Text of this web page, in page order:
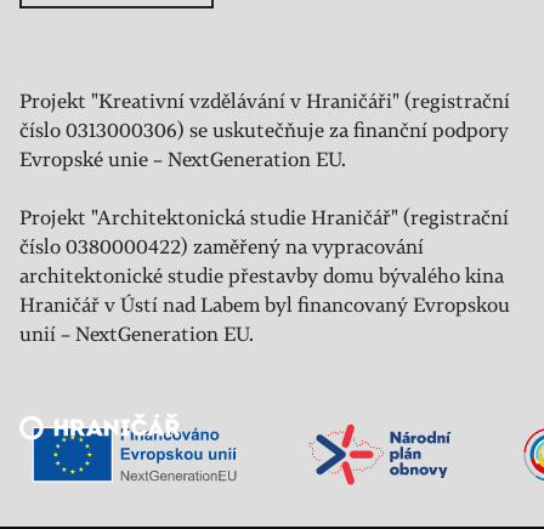
Projekt "Kreativní vzdělávání v Hraničáři" (registrační
číslo 0313000306) se uskutečňuje za finanční podpory
Evropské unie – NextGeneration EU.
Projekt "Architektonická studie Hraničář" (registrační
číslo 0380000422) zaměřený na vypracování
architektonické studie přestavby domu bývalého kina
Hraničář v Ústí nad Labem byl financovaný Evropskou
unií – NextGeneration EU.
Veřejný sál Hraničář, spolek